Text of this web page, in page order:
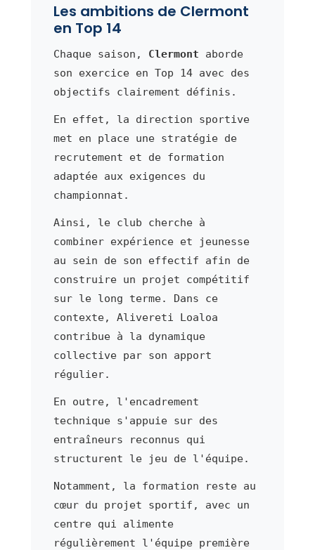
Les ambitions de Clermont
en Top 14
Chaque saison, Clermont aborde
son exercice en Top 14 avec des
objectifs clairement définis.
En effet, la direction sportive
met en place une stratégie de
recrutement et de formation
adaptée aux exigences du
championnat.
Ainsi, le club cherche à
combiner expérience et jeunesse
au sein de son effectif afin de
construire un projet compétitif
sur le long terme. Dans ce
contexte, Alivereti Loaloa
contribue à la dynamique
collective par son apport
régulier.
En outre, l'encadrement
technique s'appuie sur des
entraîneurs reconnus qui
structurent le jeu de l'équipe.
Notamment, la formation reste au
cœur du projet sportif, avec un
centre qui alimente
régulièrement l'équipe première